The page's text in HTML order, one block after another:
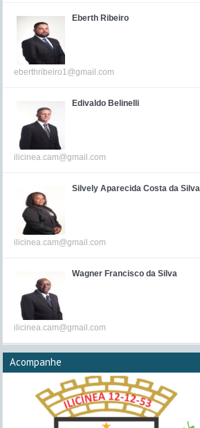
Eberth Ribeiro
eberthribeiro1@gmail.com
Edivaldo Belinelli
ilicinea.cam@gmail.com
Silvely Aparecida Costa da Silva
ilicinea.cam@gmail.com
Wagner Francisco da Silva
ilicinea.cam@gmail.com
Acompanhe